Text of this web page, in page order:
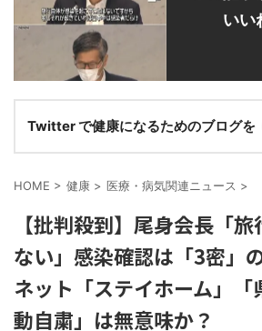
いい
Twitter で健康になるためのブログを
HOME > 健康 > 医療・病気関連ニュース >
【批判殺到】尾身会長「
ない」感染確認は「3密」
ネット「ステイホーム」「
動自粛」は無意味か？